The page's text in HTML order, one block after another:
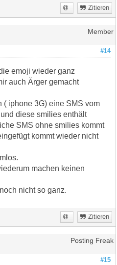
Zitieren
Member
#14
emoji wieder ganz
auch Ärger gemacht
( iphone 3G) eine SMS vom
diese smilies enthält
SMS ohne smilies kommt
kommt wieder nicht
machen keinen
nicht so ganz.
Zitieren
Posting Freak
#15